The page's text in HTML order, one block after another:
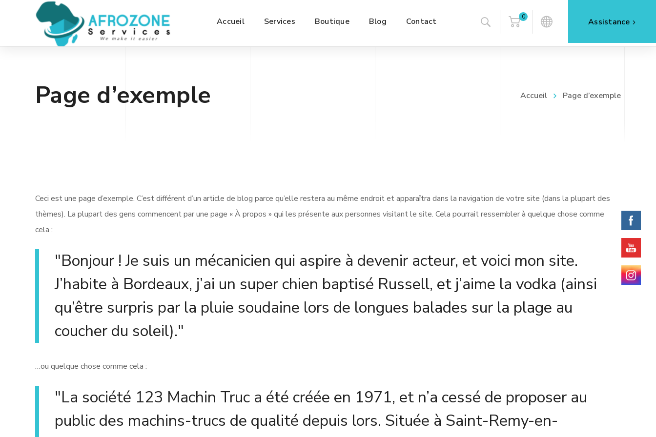
Accueil Services Boutique Blog Contact Assistance
0
Page d’exemple Accueil Page d’exemple
Ceci est une page d’exemple. C’est différent d’un article de blog parce qu’elle restera au même endroit et apparaîtra dans la navigation de votre site (dans la plupart des
thèmes). La plupart des gens commencent par une page « À propos » qui les présente aux personnes visitant le site. Cela pourrait ressembler à quelque chose comme
cela :
Bonjour ! Je suis un mécanicien qui aspire à devenir acteur, et voici mon site.
J’habite à Bordeaux, j’ai un super chien baptisé Russell, et j’aime la vodka (ainsi
qu’être surpris par la pluie soudaine lors de longues balades sur la plage au
coucher du soleil).
…ou quelque chose comme cela :
La société 123 Machin Truc a été créée en 1971, et n’a cessé de proposer au
public des machins-trucs de qualité depuis lors. Située à Saint-Remy-en-